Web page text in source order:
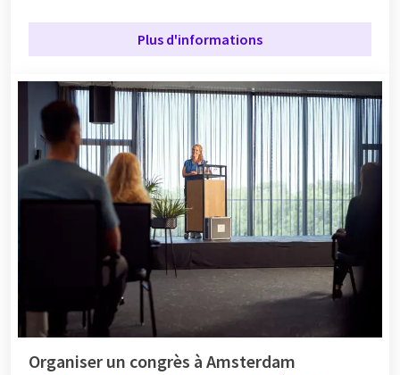
Plus d'informations
Organiser un congrès à Amsterdam